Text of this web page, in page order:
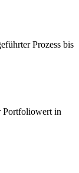
Prozess bis
Portfoliowert in